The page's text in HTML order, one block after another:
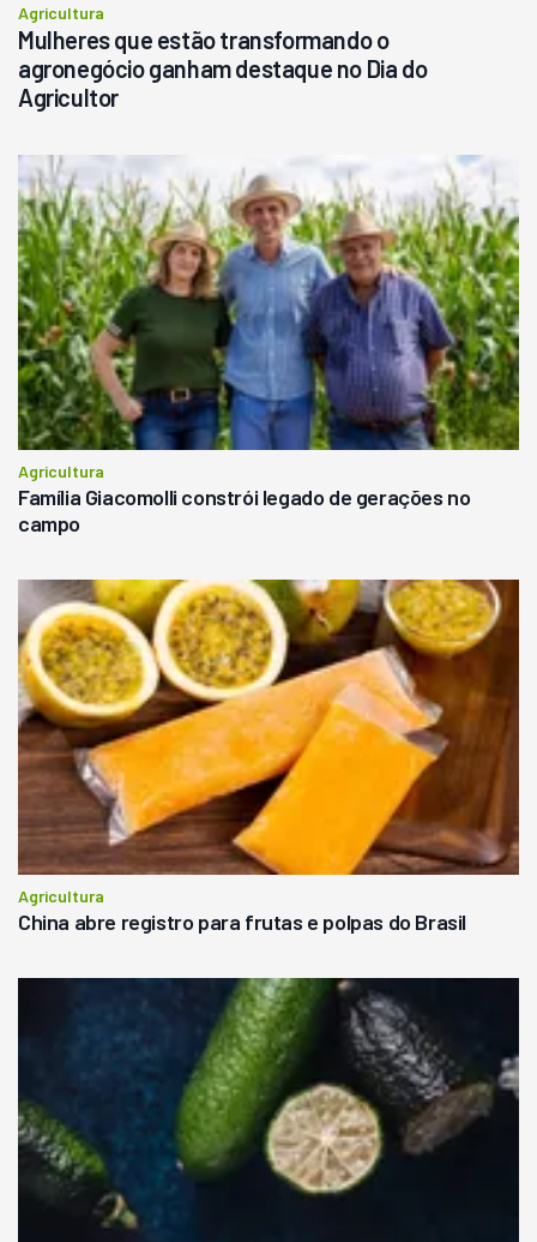
Agricultura
Mulheres que estão transformando o
agronegócio ganham destaque no Dia do
Agricultor
Agricultura
Família Giacomolli constrói legado de gerações no
campo
Agricultura
China abre registro para frutas e polpas do Brasil